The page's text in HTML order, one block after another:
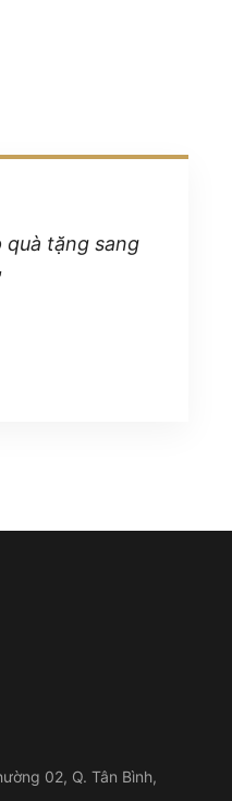
quà tặng sang
02, Q. Tân Bình,